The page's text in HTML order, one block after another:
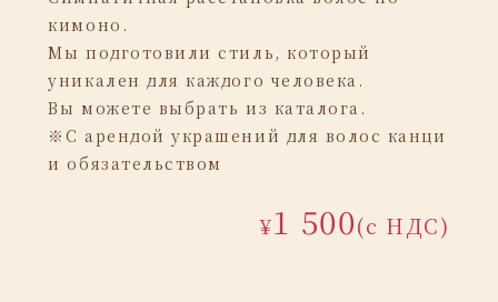
кимоно.
Мы подготовили стиль, который
уникален для каждого человека.
Вы можете выбрать из каталога.
※С арендой украшений для волос канци
и обязательством
¥1 500(с НДС)